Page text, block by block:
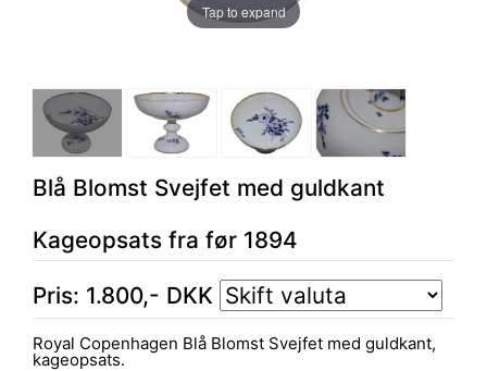
Tap to expand
Blå Blomst Svejfet med guldkant
Kageopsats fra før 1894
Pris: 1.800,- DKK
Royal Copenhagen Blå Blomst Svejfet med guldkant,
kageopsats.